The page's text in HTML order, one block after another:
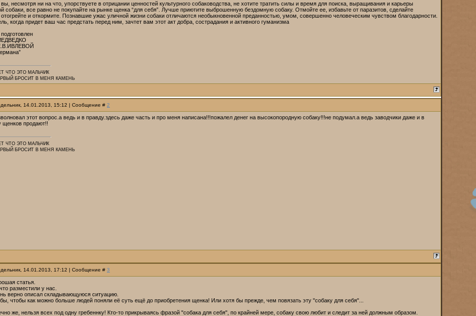
несмотря ни на что, упорствуете в отрицании ценностей культурного собаководства, не хотите тратить силы и время для поиска, выращивания и карьеры
собаки, все равно не покупайте на рынке щенка “для себя”. Лучше приютите выброшенную бездомную собаку. Отмойте ее, избавьте от паразитов, сделайте
отогрейте и откормите. Познавшие ужас уличной жизни собаки отличаются необыкновенной преданностью, умом, совершенно человеческим чувством благодарности.
когда придет ваш час предстать перед ним, зачтет вам этот акт добра, сострадания и активного гуманизма
ЧТО ЭТО МАЛЬЧИК
БРОСИТ В МЕНЯ КАМЕНЬ
14.01.2013, 15:12 | Сообщение # 2
этот вопрос.а ведь и в правду.здесь даже часть и про меня написана!!!пожалел денег на высокопородную собаку!!!не подумал.а ведь заводчики даже и в
щенков продают!!
ЧТО ЭТО МАЛЬЧИК
БРОСИТ В МЕНЯ КАМЕНЬ
14.01.2013, 17:12 | Сообщение # 3
статья.
разместили у нас.
верно описал складывающуюся ситуацию.
чтобы как можно больше людей поняли её суть ещё до приобретения щенка! Или хотя бы прежде, чем повязать эту "собаку для себя"...
же, нельзя всех под одну гребеннку! Кто-то прикрываясь фразой "собака для себя", по крайней мере, собаку свою любит и следит за ней должным образом.